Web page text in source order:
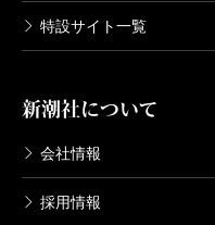
特設サイト一覧
新潮社について
会社情報
採用情報